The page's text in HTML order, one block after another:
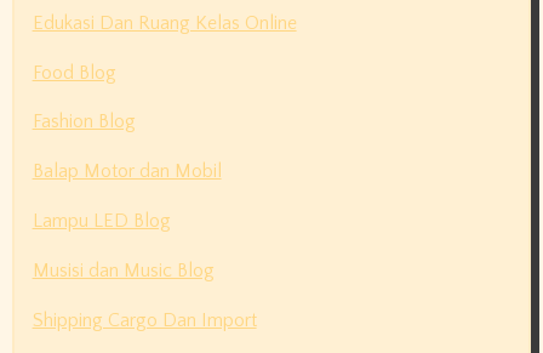
Edukasi Dan Ruang Kelas Online
Food Blog
Fashion Blog
Balap Motor dan Mobil
Lampu LED Blog
Musisi dan Music Blog
Shipping Cargo Dan Import